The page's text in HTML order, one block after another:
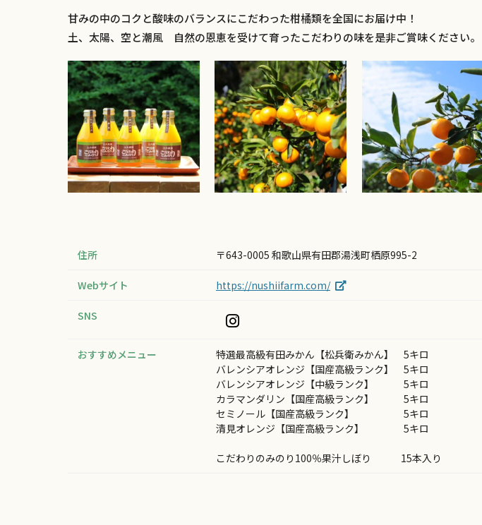
甘みの中のコクと酸味のバランスにこだわった柑橘類を全国にお届け中！
土、太陽、空と潮風 自然の恩恵を受けて育ったこだわりの味を是非ご賞味ください。
住所 〒643-0005 和歌山県有田郡湯浅町栖原995-2
Webサイト https://nushiifarm.com/
SNS
おすすめメニュー
特選最高級有田みかん【松兵衛みかん】 5キロ
バレンシアオレンジ【国産高級ランク】 5キロ
バレンシアオレンジ【中級ランク】 5キロ
カラマンダリン【国産高級ランク】 5キロ
セミノール【国産高級ランク】 5キロ
清見オレンジ【国産高級ランク】 5キロ
こだわりのみのり100％果汁しぼり 15本入り